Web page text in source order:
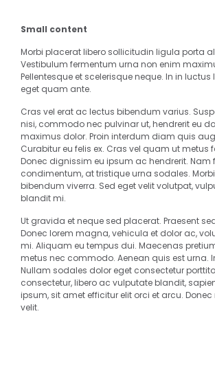
Small content
Morbi placerat libero sollicitudin ligula porta
Vestibulum fermentum urna non enim
Pellentesque et scelerisque neque. In in luctus
eget quam ante.
Cras vel erat ac lectus bibendum varius.
nisi, commodo nec pulvinar ut, hendrerit eu
maximus dolor. Proin interdum diam quis
Curabitur eu felis ex. Cras vel quam ut metus
Donec dignissim eu ipsum ac hendrerit.
condimentum, at tristique urna sodales.
bibendum viverra. Sed eget velit volutpat,
blandit mi.
Ut gravida et neque sed placerat. Praesent
Donec lorem magna, vehicula et dolor ac,
mi. Aliquam eu tempus dui. Maecenas
metus nec commodo. Aenean quis est urna.
Nullam sodales dolor eget consectetur
consectetur, libero ac vulputate blandit,
ipsum, sit amet efficitur elit orci et arcu.
velit.